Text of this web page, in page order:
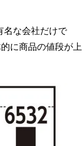
名な会社だけで
に商品の値段が上